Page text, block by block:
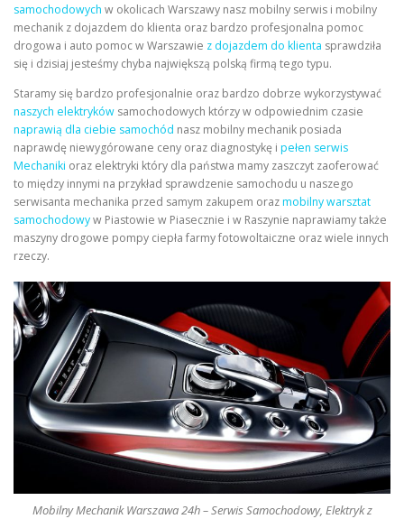
samochodowych w okolicach Warszawy nasz mobilny serwis i mobilny
mechanik z dojazdem do klienta oraz bardzo profesjonalna pomoc
drogowa i auto pomoc w Warszawie z dojazdem do klienta sprawdziła
się i dzisiaj jesteśmy chyba największą polską firmą tego typu.
Staramy się bardzo profesjonalnie oraz bardzo dobrze wykorzystywać
naszych elektryków samochodowych którzy w odpowiednim czasie
naprawią dla ciebie samochód nasz mobilny mechanik posiada
naprawdę niewygórowane ceny oraz diagnostykę i pełen serwis
Mechaniki oraz elektryki który dla państwa mamy zaszczyt zaoferować
to między innymi na przykład sprawdzenie samochodu u naszego
serwisanta mechanika przed samym zakupem orazmobilny warsztat
samochodowyw Piastowie w Piasecznie i w Raszynie naprawiamy także
maszyny drogowe pompy ciepła farmy fotowoltaiczne oraz wiele innych
rzeczy.
Mobilny Mechanik Warszawa 24h – Serwis Samochodowy, Elektryk z